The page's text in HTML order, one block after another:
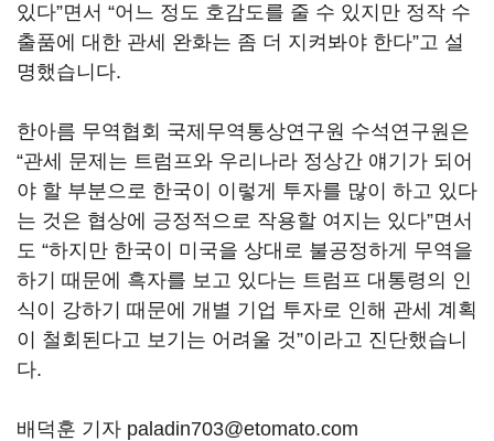
있다”면서 “어느 정도 호감도를 줄 수 있지만 정작 수
출품에 대한 관세 완화는 좀 더 지켜봐야 한다”고 설
명했습니다.
한아름 무역협회 국제무역통상연구원 수석연구원은
“관세 문제는 트럼프와 우리나라 정상간 얘기가 되어
야 할 부분으로 한국이 이렇게 투자를 많이 하고 있다
는 것은 협상에 긍정적으로 작용할 여지는 있다”면서
도 “하지만 한국이 미국을 상대로 불공정하게 무역을
하기 때문에 흑자를 보고 있다는 트럼프 대통령의 인
식이 강하기 때문에 개별 기업 투자로 인해 관세 계획
이 철회된다고 보기는 어려울 것”이라고 진단했습니
다.
배덕훈 기자 paladin703@etomato.com